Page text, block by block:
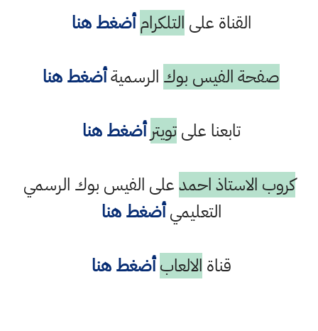
القناة على التلكرام أضغط هنا
صفحة الفيس بوك الرسميةأضغط هنا
تابعنا علىتويتر أضغط هنا
كروب الاستاذ احمدعلى الفيس بوك الرسمي
التعليميأضغط هنا
قناة الالعاب أضغط هنا